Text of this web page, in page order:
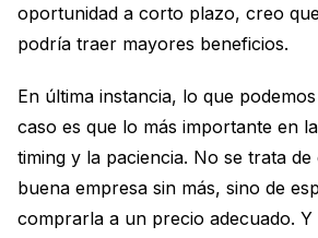
oportunidad a corto plazo, creo
podría traer mayores beneficios.
En última instancia, lo que
caso es que lo más importante en
timing y la paciencia. No se trata
buena empresa sin más, sino de
comprarla a un precio adecuado.